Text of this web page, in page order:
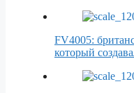
FV4005:
который